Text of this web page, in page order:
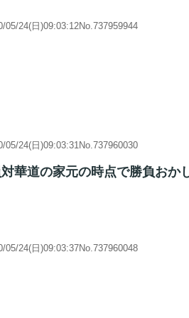
05/24(日)09:03:12No.737959944
05/24(日)09:03:31No.737960030
華道の家元の時点で勝負おか
05/24(日)09:03:37No.737960048